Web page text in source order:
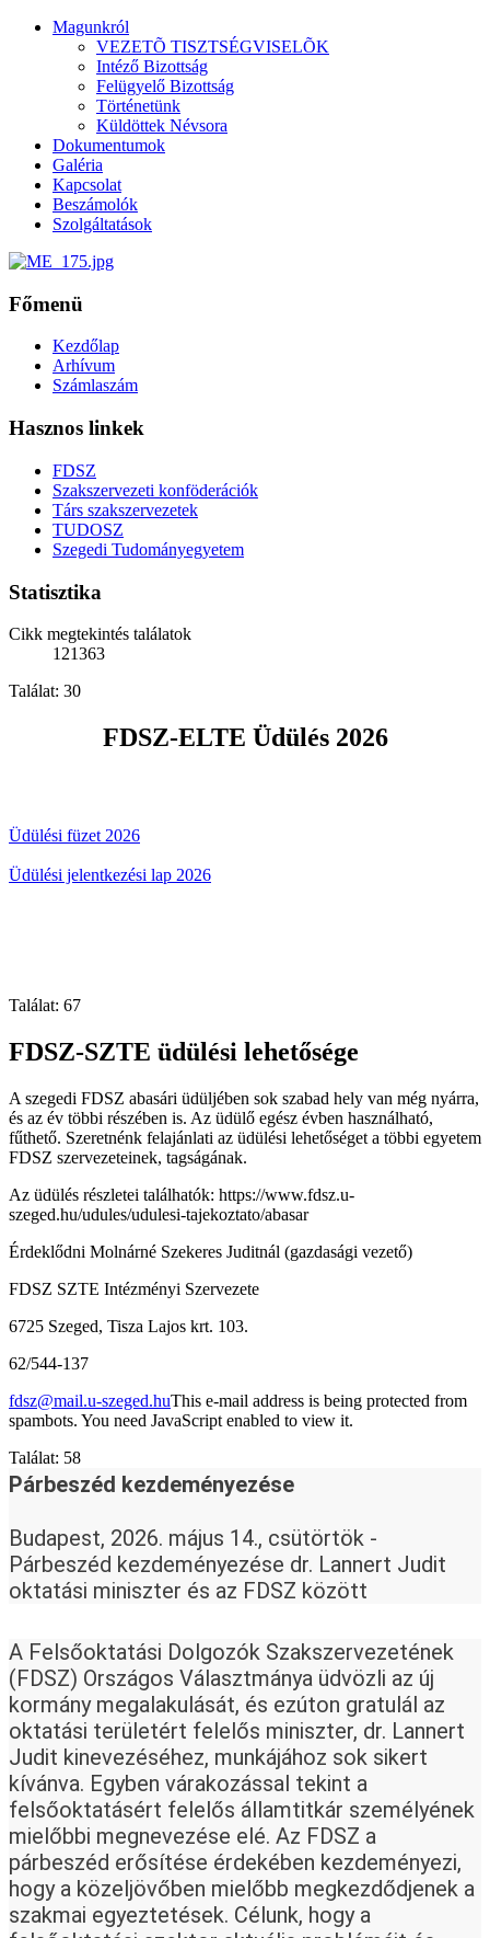
Magunkról
VEZETÕ TISZTSÉGVISELÕK
Intéző Bizottság
Felügyelő Bizottság
Történetünk
Küldöttek Névsora
Dokumentumok
Galéria
Kapcsolat
Beszámolók
Szolgáltatások
Főmenü
Kezdőlap
Arhívum
Számlaszám
Hasznos linkek
FDSZ
Szakszervezeti konföderációk
Társ szakszervezetek
TUDOSZ
Szegedi Tudományegyetem
Statisztika
Cikk megtekintés találatok
121363
Találat: 30
FDSZ-ELTE Üdülés 2026
Üdülési füzet 2026
Üdülési jelentkezési lap 2026
Találat: 67
FDSZ-SZTE üdülési lehetősége
A szegedi FDSZ abasári üdüljében sok szabad hely van még nyárra,
és az év többi részében is. Az üdülő egész évben használható,
fűthető. Szeretnénk felajánlati az üdülési lehetőséget a többi egyetem
FDSZ szervezeteinek, tagságának.
Az üdülés részletei találhatók: https://www.fdsz.u-
szeged.hu/udules/udulesi-tajekoztato/abasar
Érdeklődni Molnárné Szekeres Juditnál (gazdasági vezető)
FDSZ SZTE Intézményi Szervezete
6725 Szeged, Tisza Lajos krt. 103.
62/544-137
fdsz@mail.u-szeged.huThis e-mail address is being protected from
spambots. You need JavaScript enabled to view it.
Találat: 58
Párbeszéd kezdeményezése
Budapest, 2026. május 14., csütörtök -
Párbeszéd kezdeményezése dr. Lannert Judit
oktatási miniszter és az FDSZ között
A Felsőoktatási Dolgozók Szakszervezetének
(FDSZ) Országos Választmánya üdvözli az új
kormány megalakulását, és ezúton gratulál az
oktatási területért felelős miniszter, dr. Lannert
Judit kinevezéséhez, munkájához sok sikert
kívánva. Egyben várakozással tekint a
felsőoktatásért felelős államtitkár személyének
mielőbbi megnevezése elé. Az FDSZ a
párbeszéd erősítése érdekében kezdeményezi,
hogy a közeljövőben mielőbb megkezdődjenek a
szakmai egyeztetések. Célunk, hogy a